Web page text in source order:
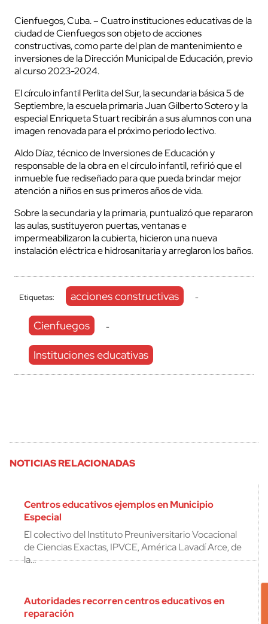
Cienfuegos, Cuba. – Cuatro instituciones educativas de la
ciudad de Cienfuegos son objeto de acciones
constructivas, como parte del plan de mantenimiento e
inversiones de la Dirección Municipal de Educación, previo
al curso 2023-2024.
El círculo infantil Perlita del Sur, la secundaria básica 5 de
Septiembre, la escuela primaria Juan Gilberto Sotero y la
especial Enriqueta Stuart recibirán a sus alumnos con una
imagen renovada para el próximo periodo lectivo.
Aldo Díaz, técnico de Inversiones de Educación y
responsable de la obra en el círculo infantil, refirió que el
inmueble fue rediseñado para que pueda brindar mejor
atención a niños en sus primeros años de vida.
Sobre la secundaria y la primaria, puntualizó que repararon
las aulas, sustituyeron puertas, ventanas e
impermeabilizaron la cubierta, hicieron una nueva
instalación eléctrica e hidrosanitaria y arreglaron los baños.
Etiquetas: acciones constructivas -
Cienfuegos -
Instituciones educativas
NOTICIAS RELACIONADAS
Centros educativos ejemplos en Municipio
Especial
El colectivo del Instituto Preuniversitario Vocacional
de Ciencias Exactas, IPVCE, América Lavadí Arce, de
la…
Autoridades recorren centros educativos en
reparación